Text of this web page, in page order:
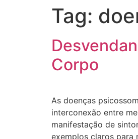
Tag:
Corpo
As doenças
interconexão entre
manifestação de
exemplos claros para